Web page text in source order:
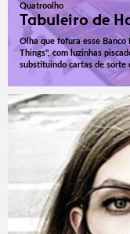
Quatroolho
Tabuleiro de
Olha que fofura esse
Things", com luzinhas
substituindo cartas de sorte